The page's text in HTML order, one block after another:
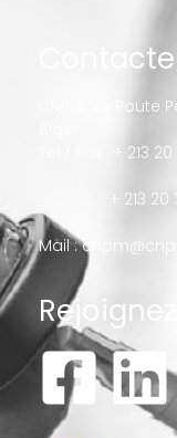
CNPM, Sis Route
Tel / Fax : + 213 20
+ 213 20 39
Mail :
Rejoignez